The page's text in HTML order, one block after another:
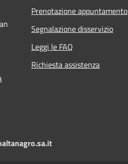
Prenotazione appuntamento
Segnalazione disservizio
Leggi le FAQ
Richiesta assistenza